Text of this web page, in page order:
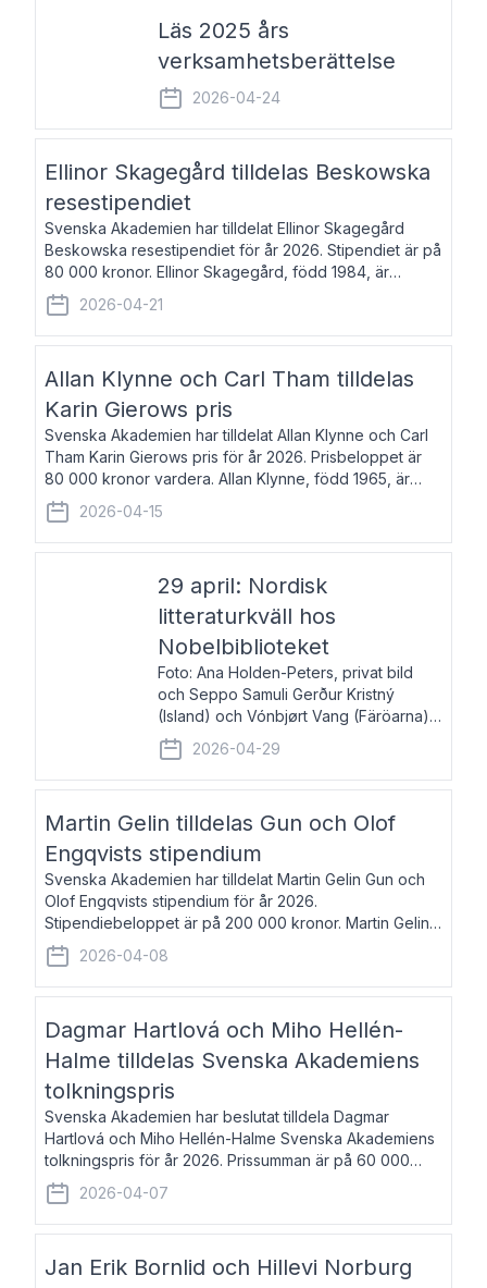
Läs 2025 års
verksamhetsberättelse
2026-04-24
Ellinor Skagegård tilldelas Beskowska
resestipendiet
Svenska Akademien har tilldelat Ellinor Skagegård
Beskowska resestipendiet för år 2026. Stipendiet är på
80 000 kronor. Ellinor Skagegård, född 1984, är
författare, journalist och musiker. Hon skriver
återkommande för Svenska Dagbladet, Ups
2026-04-21
Allan Klynne och Carl Tham tilldelas
Karin Gierows pris
Svenska Akademien har tilldelat Allan Klynne och Carl
Tham Karin Gierows pris för år 2026. Prisbeloppet är
80 000 kronor vardera. Allan Klynne, född 1965, är
arkeolog, författare, översättare och fil.dr i antikens
kultur och samhällsliv. Ut
2026-04-15
29 april: Nordisk
litteraturkväll hos
Nobelbiblioteket
Foto: Ana Holden-Peters, privat bild
och Seppo Samuli Gerður Kristný
(Island) och Vónbjørt Vang (Färöarna)
läser ur sina verk och samtalar med
John Swedenmark. De läser upp på
färöiska, isländska och svenska och
2026-04-29
Martin Gelin tilldelas Gun och Olof
Engqvists stipendium
Svenska Akademien har tilldelat Martin Gelin Gun och
Olof Engqvists stipendium för år 2026.
Stipendiebeloppet är på 200 000 kronor. Martin Gelin,
född 1978, är journalist och författare. Han lever
numera i Paris men var under många år bosat
2026-04-08
Dagmar Hartlová och Miho Hellén-
Halme tilldelas Svenska Akademiens
tolkningspris
Svenska Akademien har beslutat tilldela Dagmar
Hartlová och Miho Hellén-Halme Svenska Akademiens
tolkningspris för år 2026. Prissumman är på 60 000
kronor var. Dagmar Hartlová, född 1951, översätter
huvudsakligen från svenska till tjeckiska
2026-04-07
Jan Erik Bornlid och Hillevi Norburg